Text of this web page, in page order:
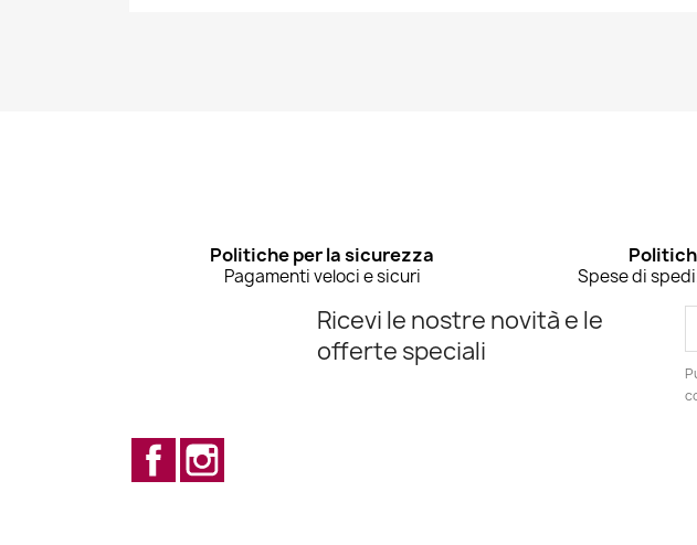
Politiche per la sicurezza
Pagamenti veloci e sicuri Spese di
Ricevi le nostre novità e le
offerte speciali
Facebook